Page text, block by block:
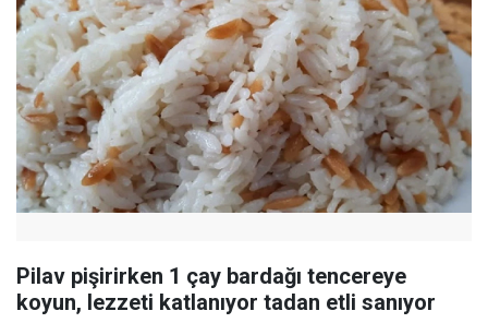
Pilav pişirirken 1 çay bardağı tencereye
koyun, lezzeti katlanıyor tadan etli sanıyor